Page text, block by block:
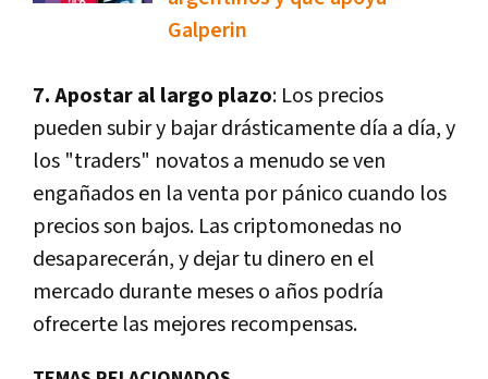
Galperin
7. Apostar al largo plazo: Los precios
pueden subir y bajar drásticamente día a día, y
los "traders" novatos a menudo se ven
engañados en la venta por pánico cuando los
precios son bajos. Las criptomonedas no
desaparecerán, y dejar tu dinero en el
mercado durante meses o años podría
ofrecerte las mejores recompensas.